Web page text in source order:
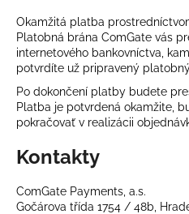
Okamžitá platba
Platobná brána ComGate vás
internetového bankovníctva,
potvrdíte už pripravený
Po dokončení platby budete
Platba je potvrdená okamžite,
pokračovať v realizácii
Kontakty
ComGate Payments, a.s.
Gočárova třída 1754 / 48b,